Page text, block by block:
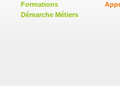
Formations
Démarche Métiers